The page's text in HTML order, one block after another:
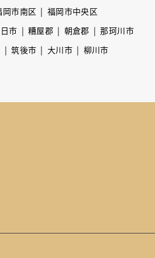
岡市南区
福岡市中央区
市 糟屋郡 朝倉郡
那珂川市
筑後市 大川市
柳川市